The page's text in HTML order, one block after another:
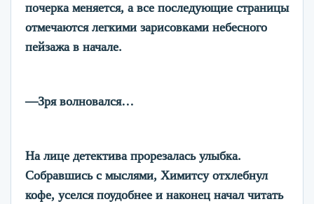
почерка меняется, а все последующие страницы
отмечаются легкими зарисовками небесного
пейзажа в начале.
—Зря волновался…
На лице детектива прорезалась улыбка.
Собравшись с мыслями, Химитсу отхлебнул
кофе, уселся поудобнее и наконец начал читать